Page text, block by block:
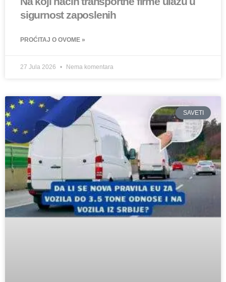
sigurnost zaposlenih
PROĆITAJ O OVOME »
27 Jula 2026 Nema komentara
SAVETI